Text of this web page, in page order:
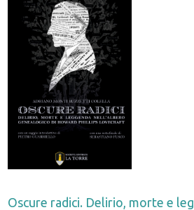
Oscure radici. Delirio, morte e